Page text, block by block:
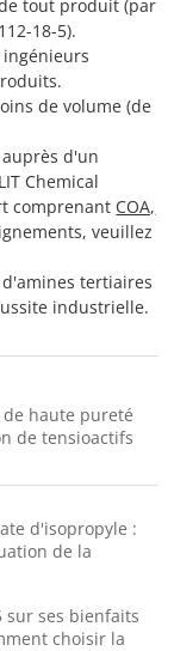
tout produit (par
18-5).
de volume (de
d'un
Chemical
comprenant COA,
veuillez
d'amines tertiaires
industrielle.
haute pureté
de tensioactifs
d'isopropyle :
de la
sur ses bienfaits
choisir la